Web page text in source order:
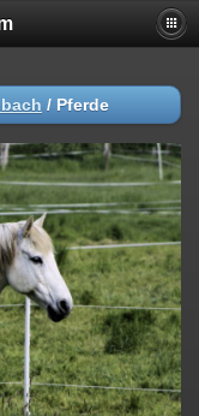
/ Pferde